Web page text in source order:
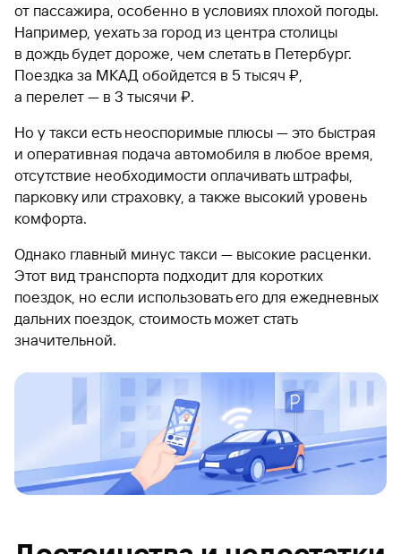
от пассажира, особенно в условиях плохой погоды.
Например, уехать за город из центра столицы
в дождь будет дороже, чем слетать в Петербург.
Поездка за МКАД обойдется в 5 тысяч ₽,
а перелет — в 3 тысячи ₽.
Но у такси есть неоспоримые плюсы — это быстрая
и оперативная подача автомобиля в любое время,
отсутствие необходимости оплачивать штрафы,
парковку или страховку, а также высокий уровень
комфорта.
Однако главный минус такси — высокие расценки.
Этот вид транспорта подходит для коротких
поездок, но если использовать его для ежедневных
дальних поездок, стоимость может стать
значительной.